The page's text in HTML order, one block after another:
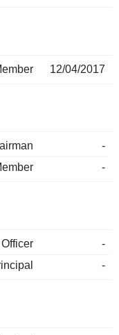
12/04/2017
-
-
-
-